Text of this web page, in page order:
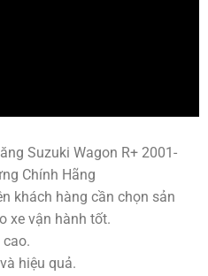
Suzuki Wagon R+ 2001-
Chính Hãng
khách hàng cần chọn sản
xe vận hành tốt.
hiệu quả.